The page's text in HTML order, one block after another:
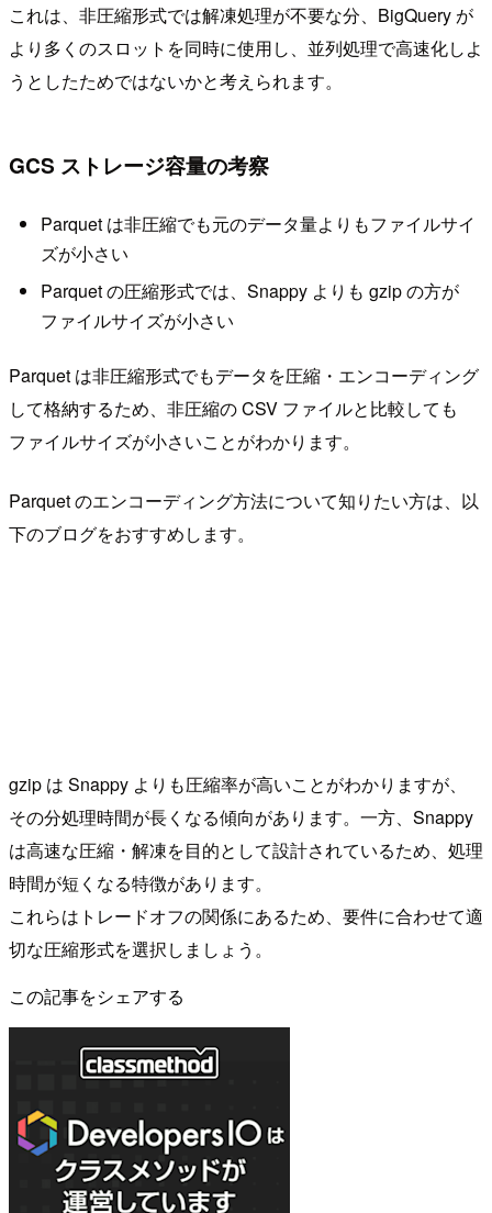
これは、非圧縮形式では解凍処理が不要な分、BigQuery が
より多くのスロットを同時に使用し、並列処理で高速化しよ
うとしたためではないかと考えられます。
GCS ストレージ容量の考察
Parquet は非圧縮でも元のデータ量よりもファイルサイ
ズが小さい
Parquet の圧縮形式では、Snappy よりも gzip の方が
ファイルサイズが小さい
Parquet は非圧縮形式でもデータを圧縮・エンコーディング
して格納するため、非圧縮の CSV ファイルと比較しても
ファイルサイズが小さいことがわかります。
Parquet のエンコーディング方法について知りたい方は、以
下のブログをおすすめします。
gzip は Snappy よりも圧縮率が高いことがわかりますが、
その分処理時間が長くなる傾向があります。一方、Snappy
は高速な圧縮・解凍を目的として設計されているため、処理
時間が短くなる特徴があります。
これらはトレードオフの関係にあるため、要件に合わせて適
切な圧縮形式を選択しましょう。
この記事をシェアする